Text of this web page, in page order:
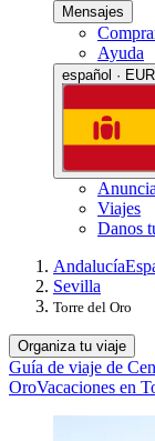
Mensajes
Ayuda
español ·
Viajes
Danos
Andalucía
Sevilla
Torre del Oro
Organiza tu viaje
Guía de viaje de
OroVacaciones en